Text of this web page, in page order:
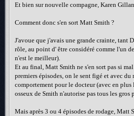
Et bien sur nouvelle compagne, Karen
Comment donc s'en sort Matt Smith ?
J'avoue que j'avais une grande crainte, tant
rôle, au point d' être considéré comme l'un
n'est le meilleur).
Et au final, Matt Smith ne s'en sort pas si
premiers épisodes, on le sent figé et avec du
comportement pour le docteur (avec en plus
osseux de Smith n'autorise pas tous les gros
Mais après 3 ou 4 épisodes de rodage, Matt